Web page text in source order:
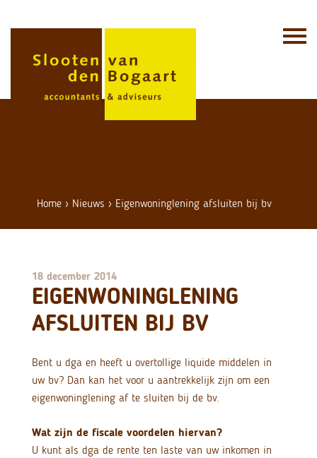
Home › Nieuws › Eigenwoninglening afsluiten bij bv
18 december 2014
EIGENWONINGLENING
AFSLUITEN BIJ BV
Bent u dga en heeft u overtollige liquide middelen in
uw bv? Dan kan het voor u aantrekkelijk zijn om een
eigenwoninglening af te sluiten bij de bv.
Wat zijn de fiscale voordelen hiervan?
U kunt als dga de rente ten laste van uw inkomen in